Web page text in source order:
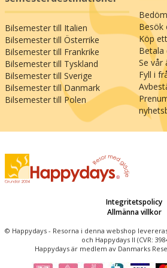
Choucroute (den
är ett trevligt sätt att komma
andra smaker av Alsace!
Bilsemester till Italien
Bilsemester till Österrike
Bilsemester till Frankrike
Bilsemester till Tyskland
Bilsemester till Sverige
Bilsemester till Danmark
Bilsemester till Polen
Besök
Köp
Betala
Se vår
Fyll i
Integritetspolicy
Allmänna villkor
© Happydays - Resorna i denna webshop levereras
och Happydays II (CVR:
Happydays är medlem av Danmarks